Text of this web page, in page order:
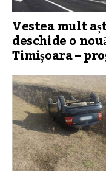
Vestea mult
deschide o
Timișoara –